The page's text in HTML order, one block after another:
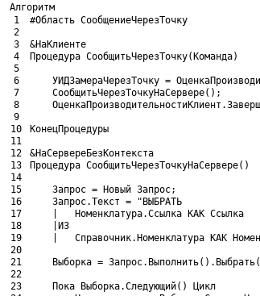
Алгоритм
1
2
3
4
5
6
7
8
9
10
11
12
13
14
15
16
17
18
19
20
21
22
23
#Область СообщениеЧерезТочку
&НаКлиенте
Процедура СообщитьЧерезТочку(Команда)
УИДЗамераЧерезТочку =
СообщитьЧерезТочкуНаСервере( ) ;
ОценкаПроизводительностиКлиент .
КонецПроцедуры
&НаСервереБезКонтекста
Процедура СообщитьЧерезТочкуНаСервере( )
Запрос = Новый Запрос;
Запрос.Текст =
"ВЫБРАТЬ
	|	Номенклатура.Ссылка КАК Ссылка
	|ИЗ
|	Справочник.Номенклатура КАК
Выборка = Запрос. Выполнить( ) . Выбрать(
Пока Выборка.Следующий( )
Цикл